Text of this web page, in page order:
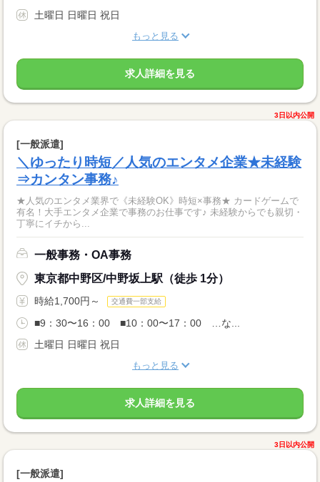
土曜日 日曜日 祝日
もっと見る
求人詳細を見る
3日以内公開
[一般派遣]
＼ゆったり時短／人気のエンタメ企業★未経験
⇒カンタン事務♪
★人気のエンタメ業界で《未経験OK》時短×事務★ カードゲームで
有名！大手エンタメ企業で事務のお仕事です♪ 未経験からでも親切・
丁寧にイチから...
一般事務・OA事務
東京都中野区/中野坂上駅（徒歩 1分）
時給1,700円～ 交通費一部支給
■9：30〜16：00 ■10：00〜17：00 …な...
土曜日 日曜日 祝日
もっと見る
求人詳細を見る
3日以内公開
[一般派遣]